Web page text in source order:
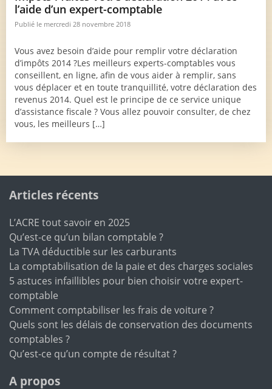
l’aide d’un expert-comptable
Publié le mercredi 28 novembre 2018
Vous avez besoin d’aide pour remplir votre déclaration
d’impôts 2014 ?Les meilleurs experts-comptables vous
conseillent, en ligne, afin de vous aider à remplir, sans
vous déplacer et en toute tranquillité, votre déclaration des
revenus 2014. Quel est le principe de ce service unique
d’assistance fiscale ? Vous allez pouvoir consulter, de chez
vous, les meilleurs […]
Articles récents
L’ACRE tout savoir en 2025
Qu’est-ce qu’un bilan comptable ?
La TVA déductible sur les carburants
La comptabilisation de la paie et des charges sociales
5 astuces infaillibles pour bien choisir votre expert-
comptable
Comment comptabiliser les frais de voiture ?
Quels sont les délais de conservation des documents
comptables ?
Qu’est-ce qu’un compte de résultat ?
A propos